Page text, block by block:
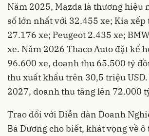
Năm 2025, Mazda là thương hiệu
số lớn nhất với 32.455 xe; Kia xếp
27.176 xe; Peugeot 2.435 xe;
xe. Năm 2026 Thaco Auto đặt kế
96.600 xe, doanh thu 65.500 tỷ
thu xuất khẩu trên 30,5 triệu
2027, doanh thu tăng lên 72.000
Trao đổi với Diễn đàn Doanh
Bá Dương cho biết, khát vọng về